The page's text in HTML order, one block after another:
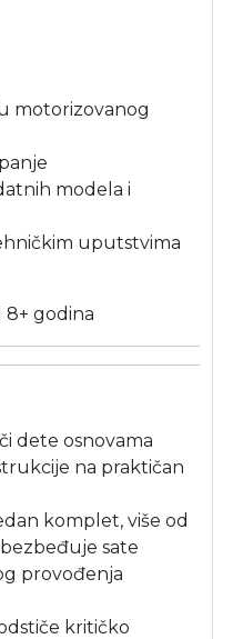
motorizovanog
modela i
uputstvima
8+ godina
dete osnovama
na praktičan
komplet, više od
sate
provođenja
kritičko